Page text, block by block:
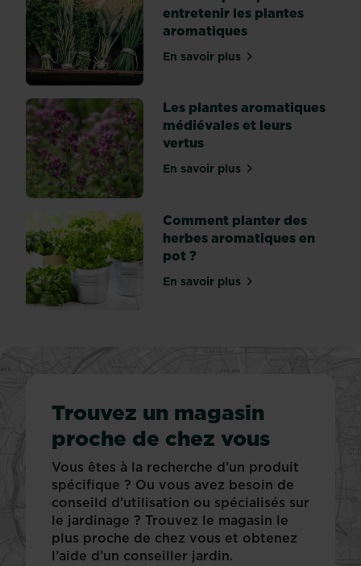
entretenir les plantes
aromatiques
En savoir plussur Conseils pour planter
Les plantes aromatiques
médiévales et leurs
vertus
En savoir plussur Les plantes
Comment planter des
herbes aromatiques en
pot ?
En savoir plussur Comment planter des
Trouvez un magasin
proche de chez vous
Vous êtes à la recherche d’un produit
spécifique ? Ou vous avez besoin de
conseild d’utilisation ou spécialisés sur
le jardinage ? Trouvez le magasin le
plus proche de chez vous et obtenez
l’aide d’un conseiller jardin.